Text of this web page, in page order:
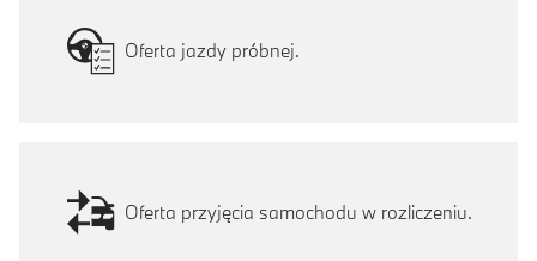
Oferta jazdy próbnej.
Oferta przyjęcia samochodu w rozliczeniu.